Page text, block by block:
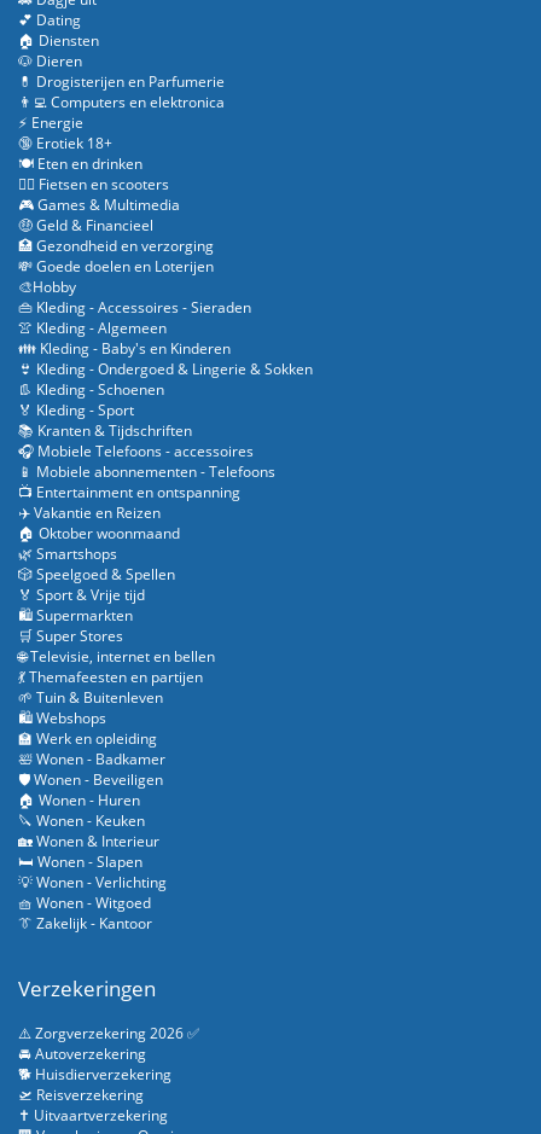
💕 Dating
🏠 Diensten
🐶 Dieren
💊 Drogisterijen en Parfumerie
👨‍💻 Computers en elektronica
⚡ Energie
🔞 Erotiek 18+
🍽️ Eten en drinken
🚴‍♂️ Fietsen en scooters
🎮 Games & Multimedia
🤑 Geld & Financieel
🏥 Gezondheid en verzorging
💸 Goede doelen en Loterijen
🎨Hobby
👜 Kleding - Accessoires - Sieraden
👚 Kleding - Algemeen
👪 Kleding - Baby's en Kinderen
👙 Kleding - Ondergoed & Lingerie & Sokken
👢 Kleding - Schoenen
🏅 Kleding - Sport
📚 Kranten & Tijdschriften
🎧 Mobiele Telefoons - accessoires
📱 Mobiele abonnementen - Telefoons
📺 Entertainment en ontspanning
✈️ Vakantie en Reizen
🏠 Oktober woonmaand
🌿 Smartshops
🎲 Speelgoed & Spellen
🏅 Sport & Vrije tijd
🛍️ Supermarkten
🛒 Super Stores
🌐 Televisie, internet en bellen
💃 Themafeesten en partijen
🌱 Tuin & Buitenleven
🛍️ Webshops
🏫 Werk en opleiding
🛀 Wonen - Badkamer
🛡️ Wonen - Beveiligen
🏠 Wonen - Huren
🔪 Wonen - Keuken
🏡 Wonen & Interieur
🛏️ Wonen - Slapen
💡 Wonen - Verlichting
🧺 Wonen - Witgoed
👔 Zakelijk - Kantoor
Verzekeringen
⚠️ Zorgverzekering 2026 ✅
🚘 Autoverzekering
🐕 Huisdierverzekering
🛫 Reisverzekering
✝️ Uitvaartverzekering